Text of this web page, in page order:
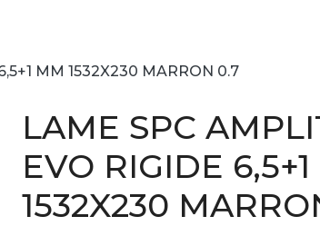
MM 1532X230 MARRON 0.7
LAME SPC
EVO RIGIDE
1532X230